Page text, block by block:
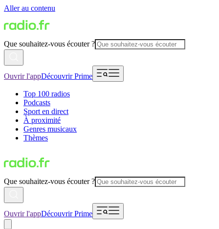
Aller au contenu
Que souhaitez-vous écouter ?
Ouvrir l'appDécouvrir Prime
Top 100 radios
Podcasts
Sport en direct
À proximité
Genres musicaux
Thèmes
Que souhaitez-vous écouter ?
Ouvrir l'appDécouvrir Prime